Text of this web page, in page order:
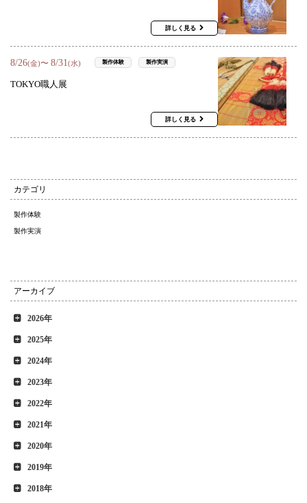
詳しく見る
8/26(金)〜 8/31(水) 製作体験 製作実演
TOKYO職人展
詳しく見る
カテゴリ
製作体験
製作実演
アーカイブ
2026年
2025年
2024年
2023年
2022年
2021年
2020年
2019年
2018年